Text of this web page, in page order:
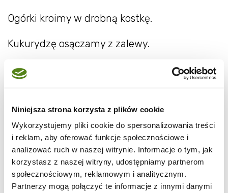
Niniejsza strona korzysta z plików cookie
Wykorzystujemy pliki cookie do spersonalizowania treści
i reklam, aby oferować funkcje społecznościowe i
analizować ruch w naszej witrynie. Informacje o tym, jak
korzystasz z naszej witryny, udostępniamy partnerom
społecznościowym, reklamowym i analitycznym.
Partnerzy mogą połączyć te informacje z innymi danymi
Ogórki kroimy w drobną kostkę.
Kukurydzę osączamy z zalewy.
Składniki można połączyć w misce i
ryż
kurczak
połowa sosu
ser żółty
ogórki konserwowe